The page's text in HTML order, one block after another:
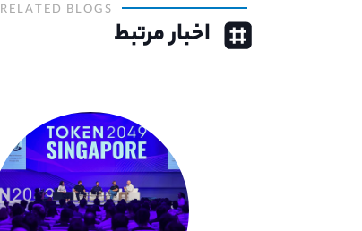
RELATED BLOGS
اخبار مرتبط